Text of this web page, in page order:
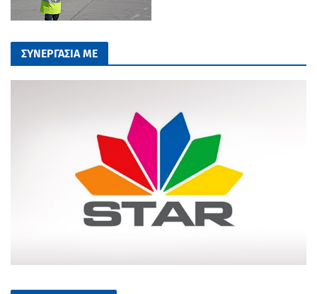
ΣΥΝΕΡΓΑΣΙΑ ΜΕ